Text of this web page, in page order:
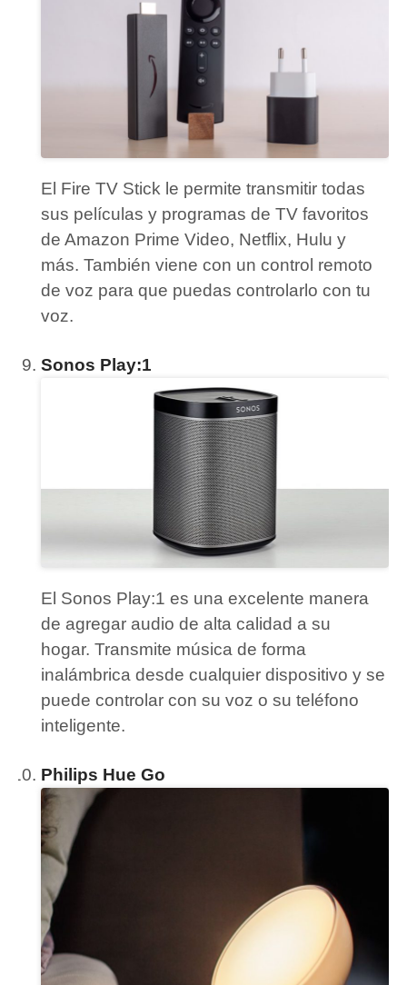
El Fire TV Stick le permite transmitir todas
sus películas y programas de TV favoritos
de Amazon Prime Video, Netflix, Hulu y
más. También viene con un control remoto
de voz para que puedas controlarlo con tu
voz.
Sonos Play:1
El Sonos Play:1 es una excelente manera
de agregar audio de alta calidad a su
hogar. Transmite música de forma
inalámbrica desde cualquier dispositivo y se
puede controlar con su voz o su teléfono
inteligente.
Philips Hue Go